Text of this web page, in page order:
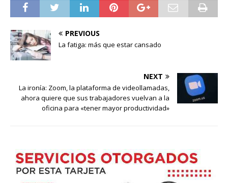
PREVIOUS
La fatiga: más que estar cansado
NEXT
La ironía: Zoom, la plataforma de videollamadas,
ahora quiere que sus trabajadores vuelvan a la
oficina para «tener mayor productividad»